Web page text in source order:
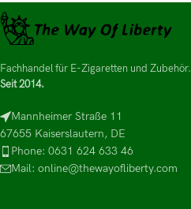
Fachhandel für E-Zigaretten und Zubehör.
Seit 2014.
Mannheimer Straße 11
67655 Kaiserslautern, DE
Phone: 0631 624 633 46
Mail: online@thewayofliberty.com